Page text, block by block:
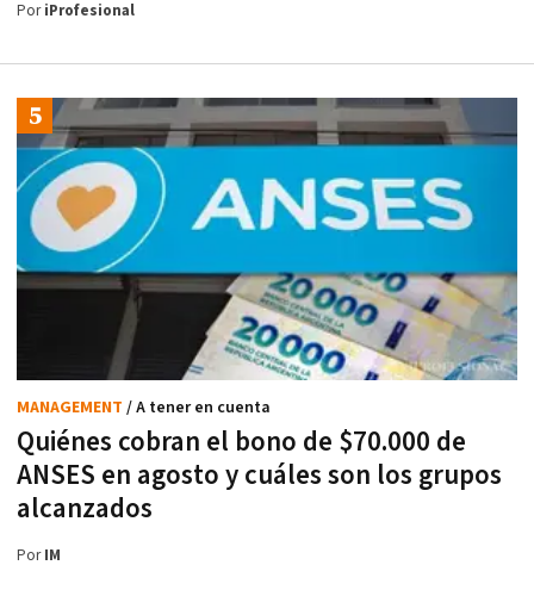
PoriProfesional
Quiénes cobran el bono de $70.000 de
ANSES en agosto y cuáles son los grupos
alcanzados
MANAGEMENT / A tener en cuenta
PorIM